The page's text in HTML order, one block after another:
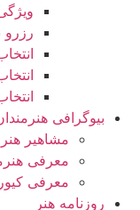
رزرو
بیوگرافی
مشاهیر
معرفی
معرفی
روزنامه هنر